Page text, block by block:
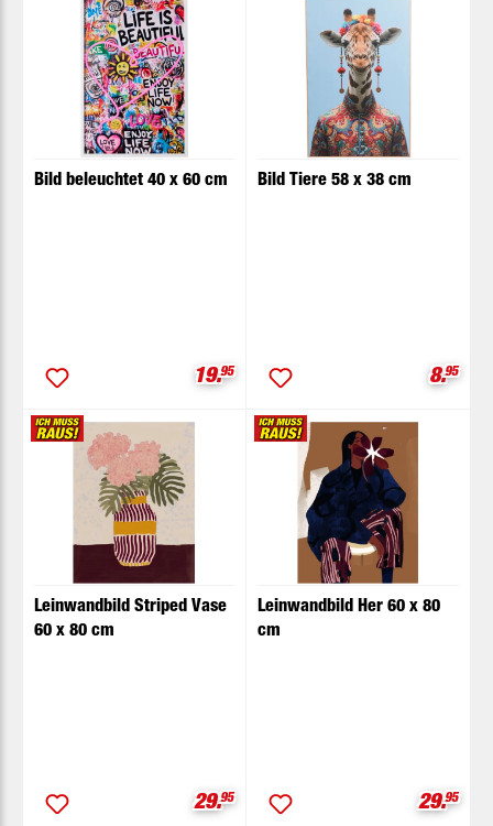
Bild beleuchtet 40 x 60 cm
Verkaufspreis:
19.95
Bild Tiere 58 x 38 cm
8.95
Leinwandbild Striped Vase
60 x 80 cm
Verkaufspreis:
29.95
Leinwandbild Her 60 x 80
cm
29.95